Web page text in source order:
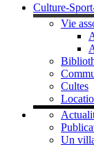
Culture-
Vie
Cultes
Un